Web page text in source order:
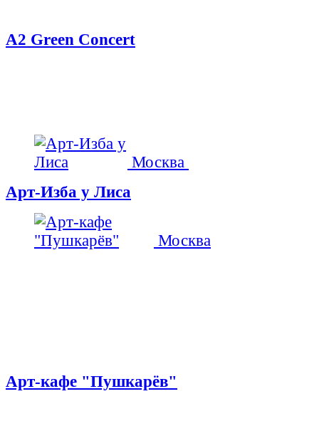
А2 Green Concert
Москва
Арт-Изба у Лиса
Москва
Арт-кафе "Пушкарёв"